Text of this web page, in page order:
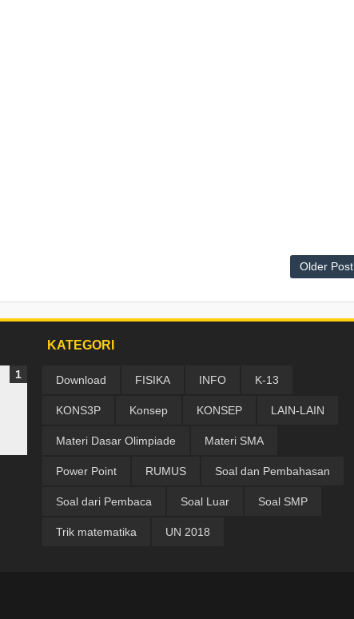
Older Post
KATEGORI
Download FISIKA INFO K-13
KONS3P Konsep KONSEP LAIN-LAIN
Materi Dasar Olimpiade Materi SMA
Power Point RUMUS Soal dan Pembahasan
Soal dari Pembaca Soal Luar Soal SMP
Trik matematika UN 2018